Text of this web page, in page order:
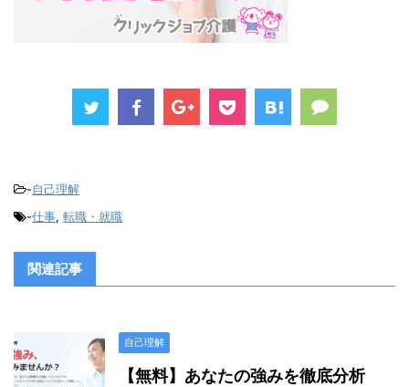
-自己理解
-仕事, 転職・就職
関連記事
自己理解
【無料】あなたの強みを徹底分析